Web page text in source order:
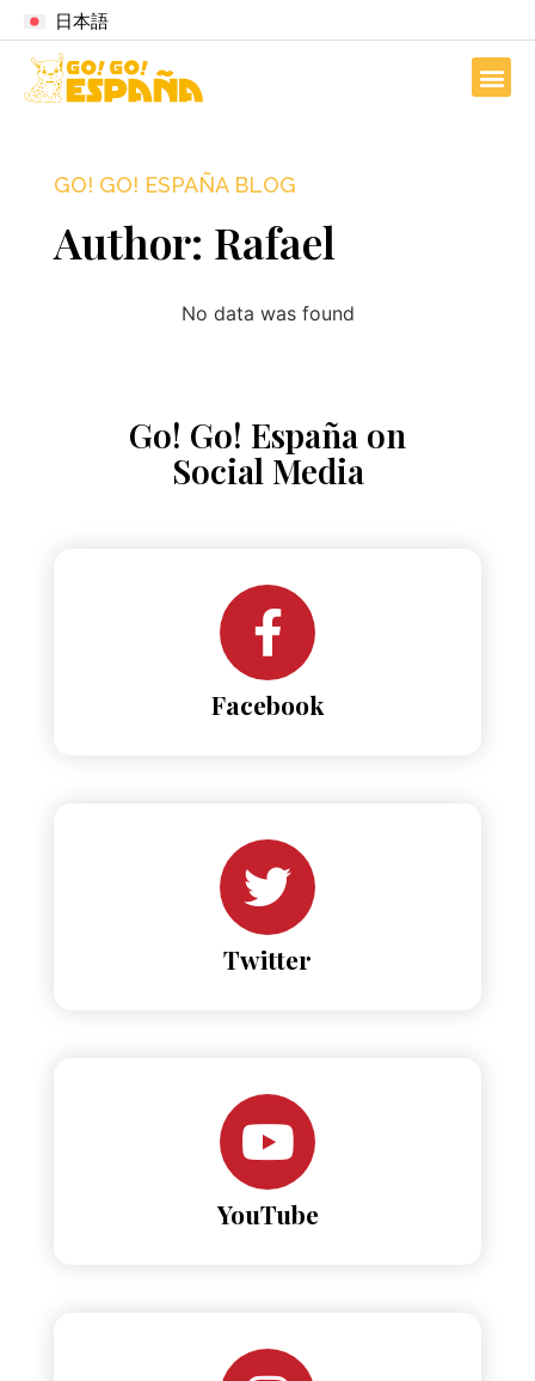
日本語
GO! GO! ESPAÑA BLOG
Author: Rafael
No data was found
Go! Go! España on
Social Media
Facebook
Twitter
YouTube